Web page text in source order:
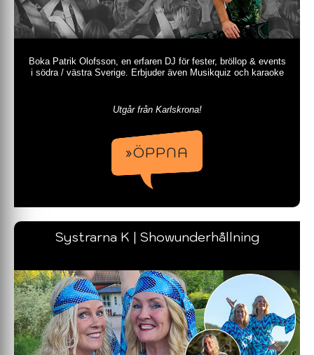
Boka Patrik Olofsson, en erfaren DJ för fester, bröllop & events
i södra / västra Sverige. Erbjuder även Musikquiz och karaoke
Utgår från Karlskrona!
»ÖPPNA
Systrarna K | Showunderhållning